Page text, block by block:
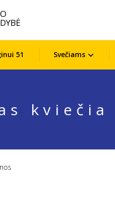
51 Svečiams